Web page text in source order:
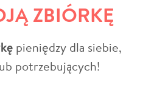
ZBIÓRKĘ
pieniędzy dla siebie,
potrzebujących!